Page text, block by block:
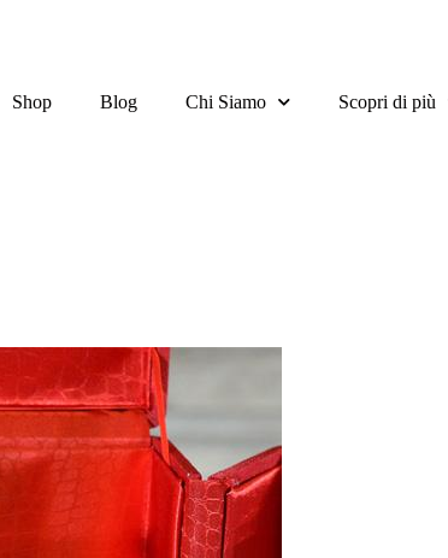
Shop Blog Chi Siamo Scopri di più